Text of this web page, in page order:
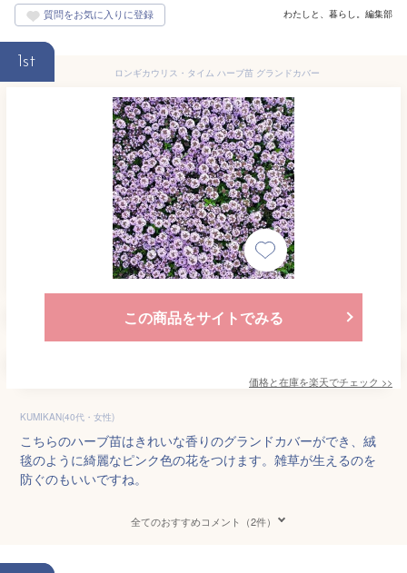
わたしと、暮らし。編集部
1st
ロンギカウリス・タイム ハーブ苗 グランドカバー
この商品をサイトでみる
価格と在庫を楽天でチェック >>
KUMIKAN(40代・女性)
こちらのハーブ苗はきれいな香りのグランドカバーができ、絨
毯のように綺麗なピンク色の花をつけます。雑草が生えるのを
防ぐのもいいですね。
全てのおすすめコメント（2件）